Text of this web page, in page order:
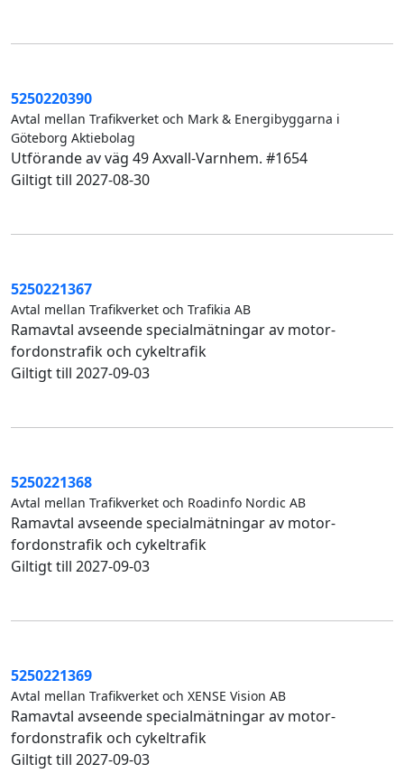
5250220390
Avtal mellan Trafikverket och Mark & Energibyggarna i
Göteborg Aktiebolag
Utförande av väg 49 Axvall-Varnhem. #1654
Giltigt till 2027-08-30
5250221367
Avtal mellan Trafikverket och Trafikia AB
Ramavtal avseende specialmätningar av motor-
fordonstrafik och cykeltrafik
Giltigt till 2027-09-03
5250221368
Avtal mellan Trafikverket och Roadinfo Nordic AB
Ramavtal avseende specialmätningar av motor-
fordonstrafik och cykeltrafik
Giltigt till 2027-09-03
5250221369
Avtal mellan Trafikverket och XENSE Vision AB
Ramavtal avseende specialmätningar av motor-
fordonstrafik och cykeltrafik
Giltigt till 2027-09-03